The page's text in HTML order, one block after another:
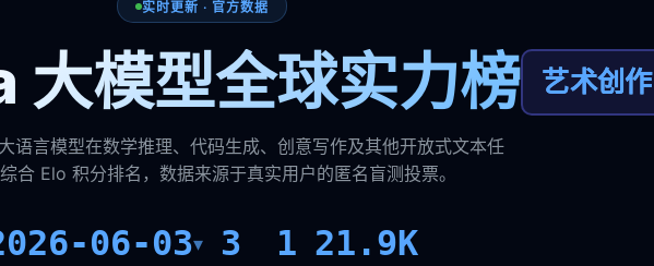
实时更新 · 官方数据
大模型全球实力榜 艺术创作
语言模型在数学推理、代码生成、创意写作及其他开放式文本任
合 Elo 积分排名，数据来源于真实用户的匿名盲测投票。
06-03▾ 3 1 21.9K